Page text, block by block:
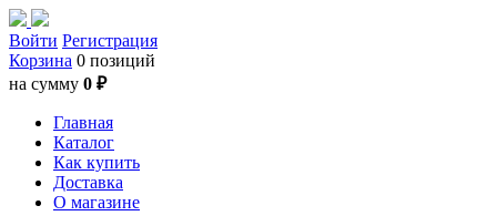
Войти Регистрация
Корзина 0 позиций
на сумму 0 ₽
Главная
Каталог
Как купить
Доставка
О магазине